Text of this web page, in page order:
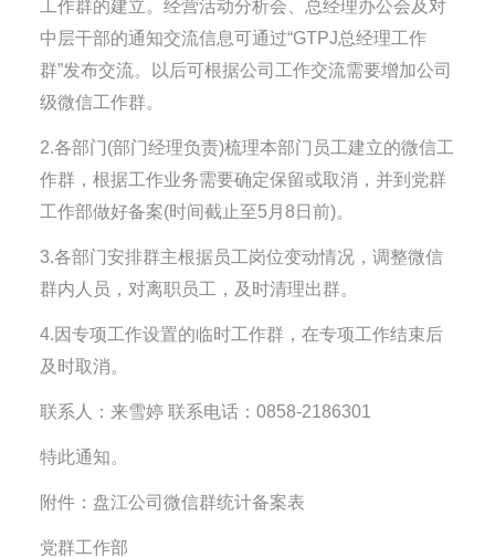
工作群的建立。经营活动分析会、总经理办公会及对
中层干部的通知交流信息可通过“GTPJ总经理工作
群”发布交流。以后可根据公司工作交流需要增加公司
级微信工作群。
2.各部门(部门经理负责)梳理本部门员工建立的微信工
作群，根据工作业务需要确定保留或取消，并到党群
工作部做好备案(时间截止至5月8日前)。
3.各部门安排群主根据员工岗位变动情况，调整微信
群内人员，对离职员工，及时清理出群。
4.因专项工作设置的临时工作群，在专项工作结束后
及时取消。
联系人：来雪婷 联系电话：0858-2186301
特此通知。
附件：盘江公司微信群统计备案表
党群工作部